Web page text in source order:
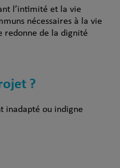
l’intimité et la vie
nécessaires à la vie
redonne de la dignité
?
inadapté ou indigne